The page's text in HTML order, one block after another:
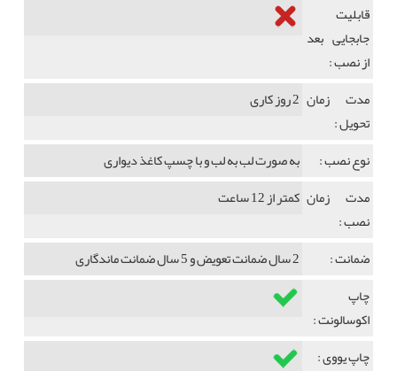
قابلیت
جابجایی بعد
از نصب :
مدت زمان
تحویل :
2 روز کاری
نوع نصب :
به صورت لب به لب و با چسپ کاغذ دیواری
مدت زمان
نصب :
کمتر از 12 ساعت
ضمانت :
2 سال ضمانت تعویض و 5 سال ضمانت ماندگاری
چاپ
اکوسالونت :
چاپ یووی :